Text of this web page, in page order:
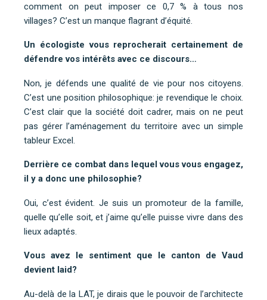
comment on peut imposer ce 0,7 % à tous nos
villages? C’est un manque flagrant d’équité.
Un écologiste vous reprocherait certainement de
défendre vos intérêts avec ce discours…
Non, je défends une qualité de vie pour nos citoyens.
C’est une position philosophique: je revendique le choix.
C’est clair que la société doit cadrer, mais on ne peut
pas gérer l’aménagement du territoire avec un simple
tableur Excel.
Derrière ce combat dans lequel vous vous engagez,
il y a donc une philosophie?
Oui, c’est évident. Je suis un promoteur de la famille,
quelle qu’elle soit, et j’aime qu’elle puisse vivre dans des
lieux adaptés.
Vous avez le sentiment que le canton de Vaud
devient laid?
Au-delà de la LAT, je dirais que le pouvoir de l’architecte